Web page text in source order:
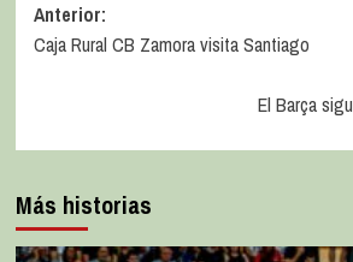
Anterior:
Caja Rural CB Zamora visita Santiago
El Barça
Más historias